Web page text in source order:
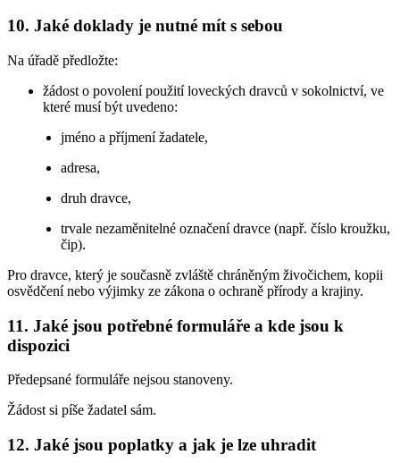
10. Jaké doklady je nutné mít s sebou
Na úřadě předložte:
žádost o povolení použití loveckých dravců v sokolnictví, ve
které musí být uvedeno:
jméno a příjmení žadatele,
adresa,
druh dravce,
trvale nezaměnitelné označení dravce (např. číslo kroužku,
čip).
Pro dravce, který je současně zvláště chráněným živočichem, kopii
osvědčení nebo výjimky ze zákona o ochraně přírody a krajiny.
11. Jaké jsou potřebné formuláře a kde jsou k
dispozici
Předepsané formuláře nejsou stanoveny.
Žádost si píše žadatel sám.
12. Jaké jsou poplatky a jak je lze uhradit